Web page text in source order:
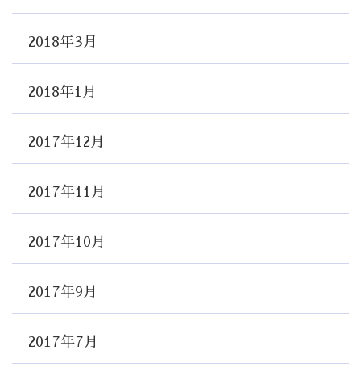
2018年3月
2018年1月
2017年12月
2017年11月
2017年10月
2017年9月
2017年7月